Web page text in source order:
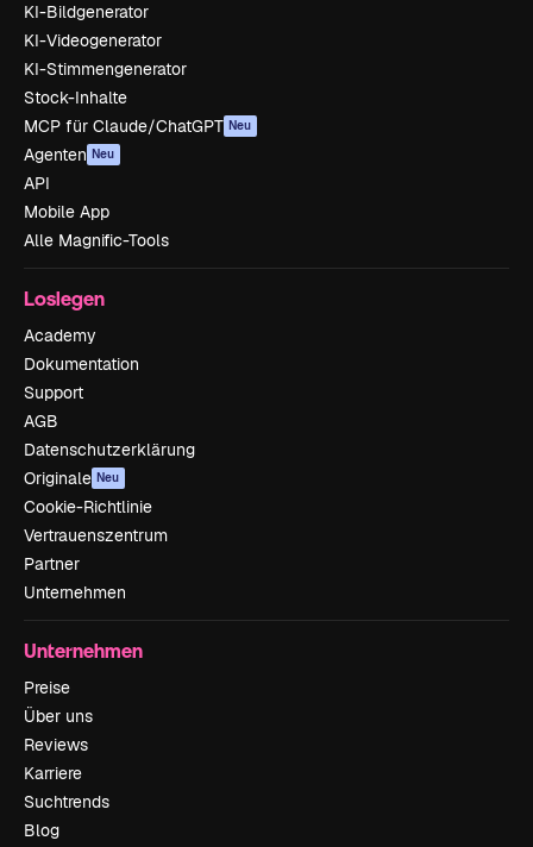
KI-Bildgenerator
KI-Videogenerator
KI-Stimmengenerator
Stock-Inhalte
MCP für Claude/ChatGPT Neu
Agenten Neu
API
Mobile App
Alle Magnific-Tools
Loslegen
Academy
Dokumentation
Support
AGB
Datenschutzerklärung
Originale Neu
Cookie-Richtlinie
Vertrauenszentrum
Partner
Unternehmen
Unternehmen
Preise
Über uns
Reviews
Karriere
Suchtrends
Blog